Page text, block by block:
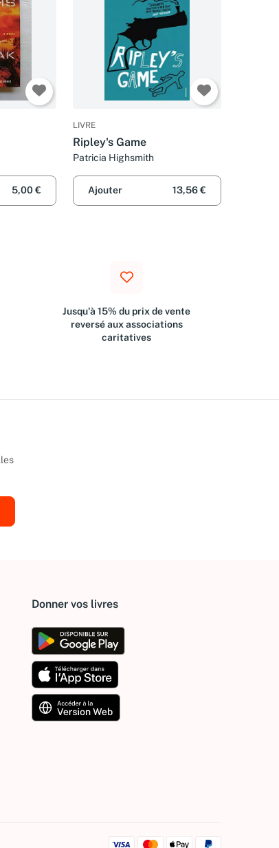
5,00 €
LIVRE
Ripley's Game
Patricia Highsmith
Ajouter 13,56 €
Jusqu'à 15% du prix de vente
reversé aux associations
caritatives
Donner vos livres